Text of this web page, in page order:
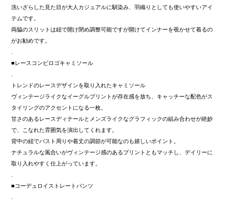
洗いざらした見た目が大人カジュアルに馴染み、羽織りとしても使いやすいアイ
テムです。
両脇のスリットは紐で開け閉め調整可能ですが開けてインナーを覗かせて着るの
がお勧めです。
■レースコンビロゴキャミソール
トレンドのレースデザインを取り入れたキャミソール
ヴィンテージライクなイーグルプリントが存在感を放ち、キャッチーな配色がス
タイリングのアクセントになる一枚。
甘さのあるレースディテールとメンズライクなグラフィックの組み合わせが絶妙
で、こなれた雰囲気を演出してくれます。
背中の紐でバスト周りや着丈の調節が可能なのも嬉しいポイント。
ナチュラルな風合いがヴィンテージ感のあるプリントともマッチし、デイリーに
取り入れやすく仕上がっています。
■コーデュロイストレートパンツ